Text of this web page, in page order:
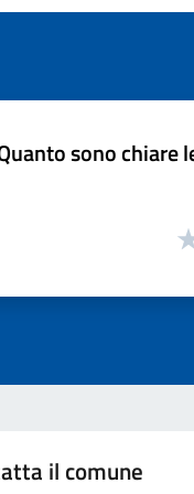
sono chiare
il comune